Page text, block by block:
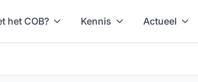
het COB? Kennis Actueel